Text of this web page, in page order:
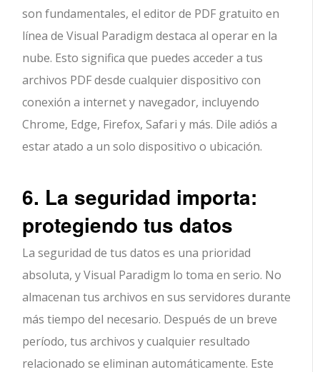
son fundamentales, el editor de PDF gratuito en
línea de Visual Paradigm destaca al operar en la
nube. Esto significa que puedes acceder a tus
archivos PDF desde cualquier dispositivo con
conexión a internet y navegador, incluyendo
Chrome, Edge, Firefox, Safari y más. Dile adiós a
estar atado a un solo dispositivo o ubicación.
6. La seguridad importa:
protegiendo tus datos
La seguridad de tus datos es una prioridad
absoluta, y Visual Paradigm lo toma en serio. No
almacenan tus archivos en sus servidores durante
más tiempo del necesario. Después de un breve
período, tus archivos y cualquier resultado
relacionado se eliminan automáticamente. Este